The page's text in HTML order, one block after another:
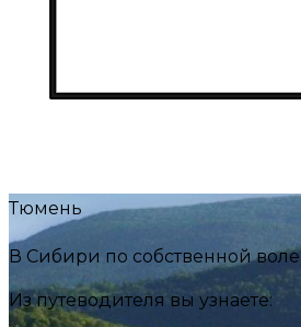
Тюмень
В Сибири по собственной воле
Из путеводителя вы узнаете: